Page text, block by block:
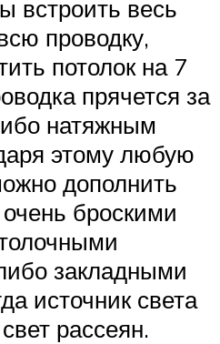
встроить весь
проводку,
потолок на 7
прячется за
натяжным
этому любую
дополнить
броскими
закладными
источник света
рассеян.